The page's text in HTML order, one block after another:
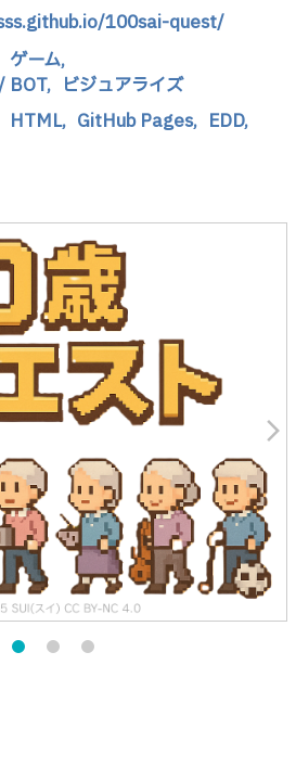
100sai-quest/
ゲーム,
BOT, ビジュアライズ
HTML, GitHub Pages, EDD,
arrow_forward_ios